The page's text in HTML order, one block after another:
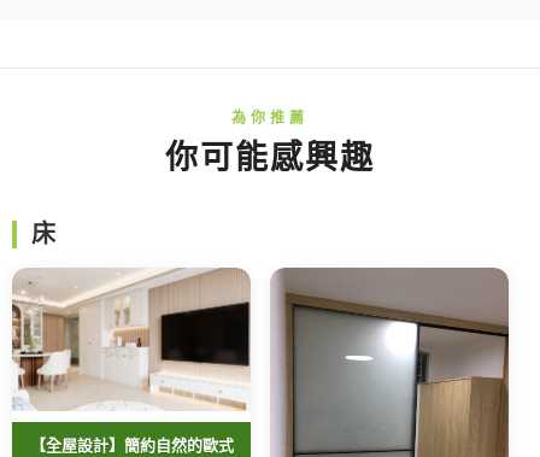
你可能感興趣
床
【全屋設計】簡約自然的歐式